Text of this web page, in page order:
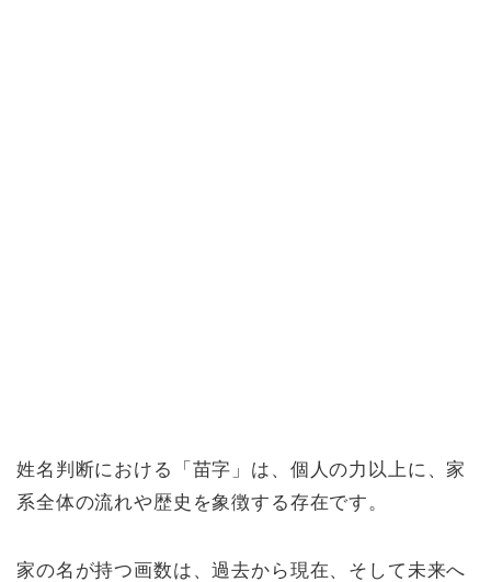
姓名判断における「苗字」は、個人の力以上に、家
系全体の流れや歴史を象徴する存在です。
家の名が持つ画数は、過去から現在、そして未来へ